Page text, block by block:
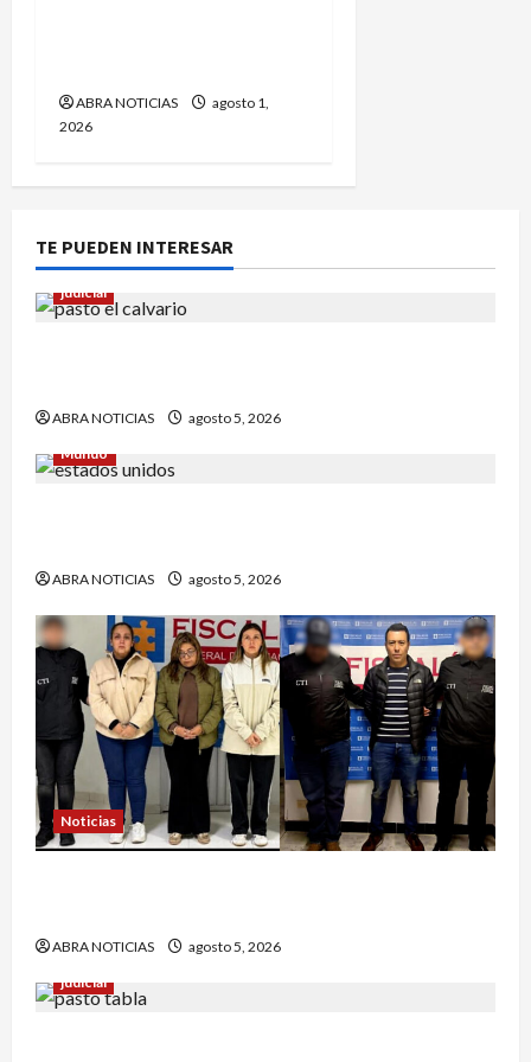
ABRA NOTICIAS
agosto 1,
2026
TE PUEDEN INTERESAR
judicial
ABRA NOTICIAS
agosto 5, 2026
Mundo
ABRA NOTICIAS agosto 5, 2026
Noticias
ABRA NOTICIAS
agosto 5, 2026
judicial